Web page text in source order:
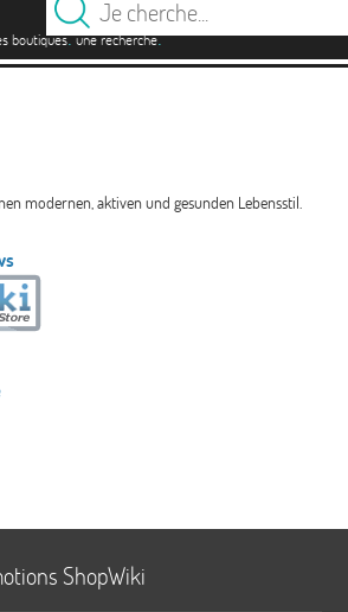
boutiques.une recherche.
modernen, aktiven und gesunden Lebensstil.
ShopWiki